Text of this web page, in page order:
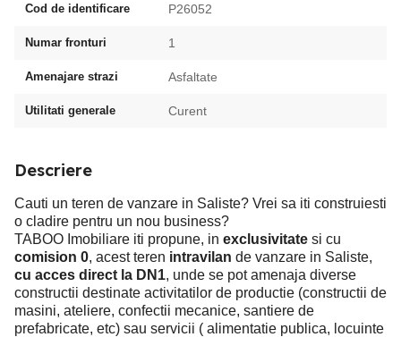
Cod de identificare P26052
Numar fronturi 1
Amenajare strazi Asfaltate
Utilitati generale Curent
Descriere
Cauti un teren de vanzare in Saliste? Vrei sa iti construiesti
o cladire pentru un nou business?
TABOO Imobiliare iti propune, in exclusivitate si cu
comision 0, acest teren intravilan de vanzare in Saliste,
cu acces direct la DN1, unde se pot amenaja diverse
constructii destinate activitatilor de productie (constructii de
masini, ateliere, confectii mecanice, santiere de
prefabricate, etc) sau servicii ( alimentatie publica, locuinte